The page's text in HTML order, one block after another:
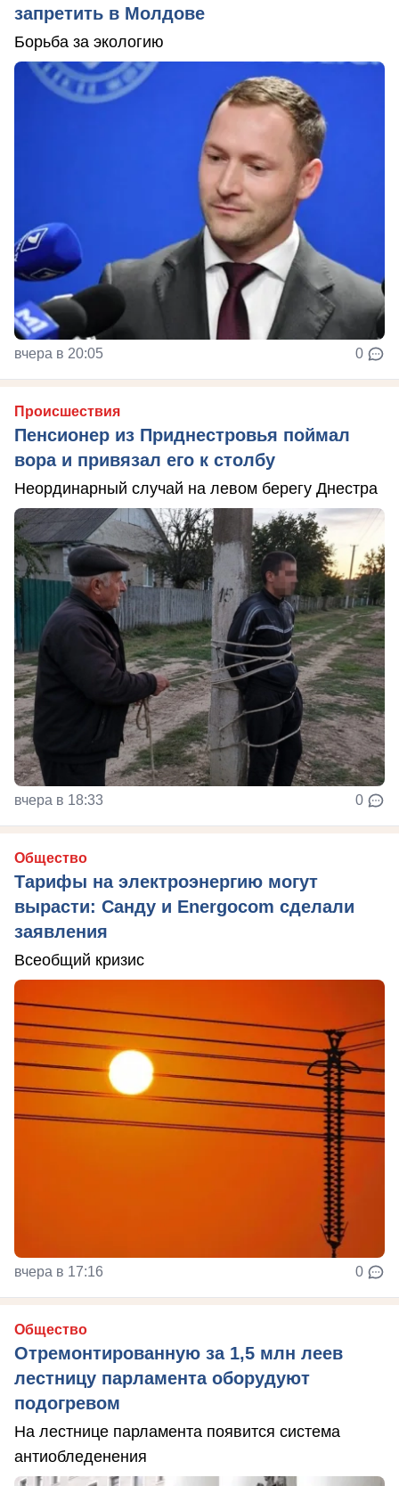
запретить в Молдове
Борьба за экологию
вчера в 20:05 0
Происшествия
Пенсионер из Приднестровья поймал
вора и привязал его к столбу
Неординарный случай на левом берегу Днестра
вчера в 18:33 0
Общество
Тарифы на электроэнергию могут
вырасти: Санду и Energocom сделали
заявления
Всеобщий кризис
вчера в 17:16 0
Общество
Отремонтированную за 1,5 млн леев
лестницу парламента оборудуют
подогревом
На лестнице парламента появится система
антиобледенения